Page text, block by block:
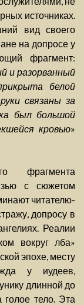
источниках.
вид своего
на допросе у
фрагмент:
и разорванный
белой
связаны за
был большой
кровью»
фрагмента
с сюжетом
читателю-
допросу в
Реалии
вокруг лба»
эпохе, месту
у иудеев,
длинной до
голое тело. Эта